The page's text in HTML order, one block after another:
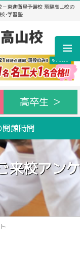
東進衛星予備校 飛騨高山校の
･学習塾
高卒生 ＞
館時間
来校アンケ